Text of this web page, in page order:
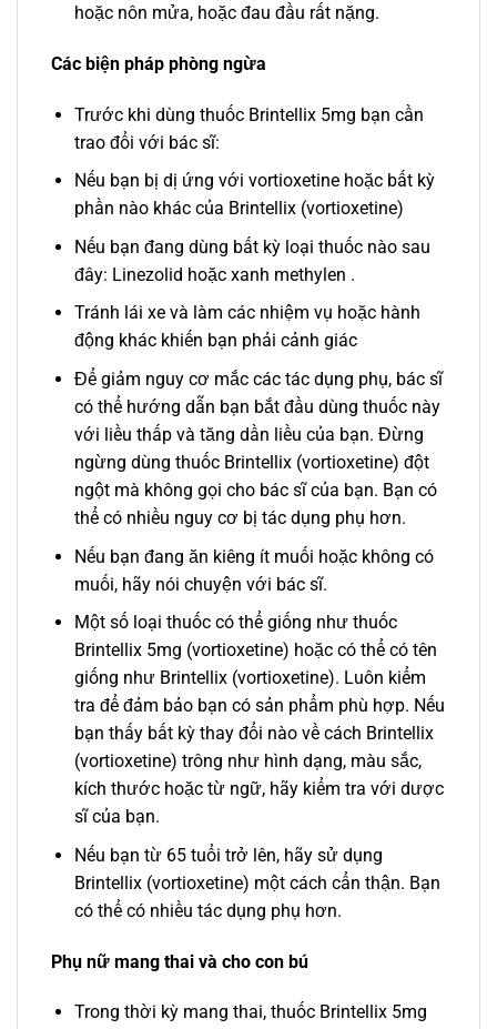
hoặc nôn mửa, hoặc đau đầu rất nặng.
Các biện pháp phòng ngừa
Trước khi dùng thuốc Brintellix 5mg bạn cần
trao đổi với bác sĩ:
Nếu bạn bị dị ứng với vortioxetine hoặc bất kỳ
phần nào khác của Brintellix (vortioxetine)
Nếu bạn đang dùng bất kỳ loại thuốc nào sau
đây: Linezolid hoặc xanh methylen .
Tránh lái xe và làm các nhiệm vụ hoặc hành
động khác khiến bạn phải cảnh giác
Để giảm nguy cơ mắc các tác dụng phụ, bác sĩ
có thể hướng dẫn bạn bắt đầu dùng thuốc này
với liều thấp và tăng dần liều của bạn. Đừng
ngừng dùng thuốc Brintellix (vortioxetine) đột
ngột mà không gọi cho bác sĩ của bạn. Bạn có
thể có nhiều nguy cơ bị tác dụng phụ hơn.
Nếu bạn đang ăn kiêng ít muối hoặc không có
muối, hãy nói chuyện với bác sĩ.
Một số loại thuốc có thể giống như thuốc
Brintellix 5mg (vortioxetine) hoặc có thể có tên
giống như Brintellix (vortioxetine). Luôn kiểm
tra để đảm bảo bạn có sản phẩm phù hợp. Nếu
bạn thấy bất kỳ thay đổi nào về cách Brintellix
(vortioxetine) trông như hình dạng, màu sắc,
kích thước hoặc từ ngữ, hãy kiểm tra với dược
sĩ của bạn.
Nếu bạn từ 65 tuổi trở lên, hãy sử dụng
Brintellix (vortioxetine) một cách cẩn thận. Bạn
có thể có nhiều tác dụng phụ hơn.
Phụ nữ mang thai và cho con bú
Trong thời kỳ mang thai, thuốc Brintellix 5mg